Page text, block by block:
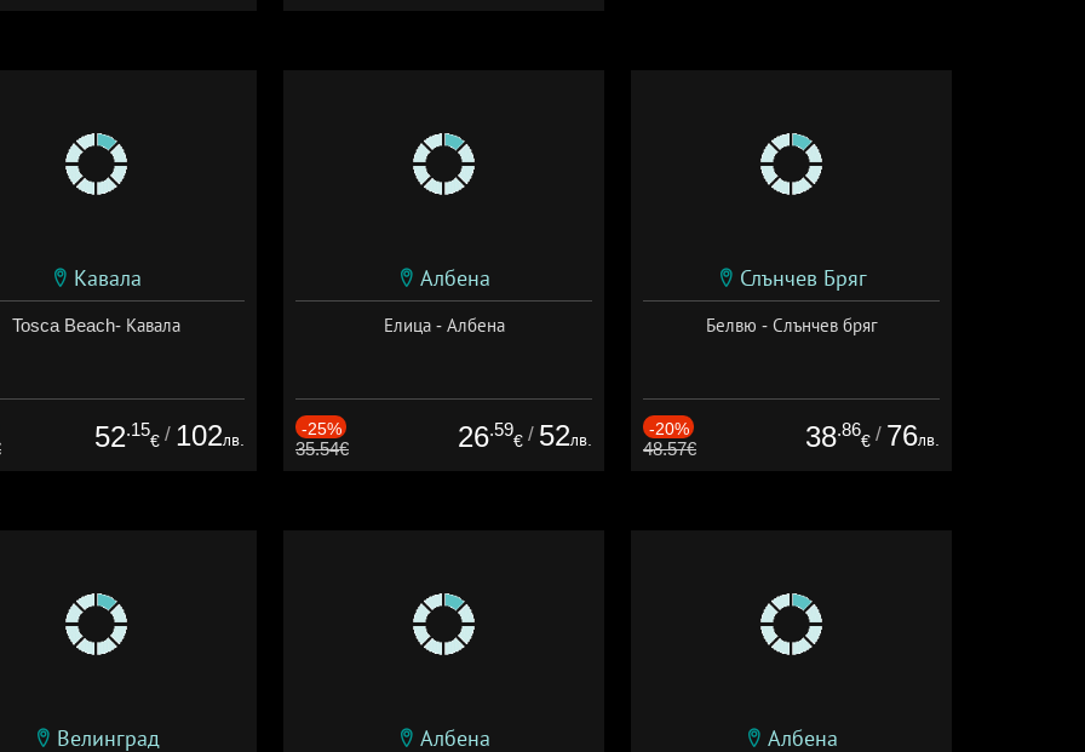
Кавала
Tosca Beach- Кавала
52.15
€ / 102лв.
Албена
Елица - Албена
-25%
35.54€ 26.59
€ / 52лв.
Слънчев Бряг
Белвю - Слънчев бряг
-20%
48.57€ 38.86
€ / 76лв.
Велинград Албена Албена